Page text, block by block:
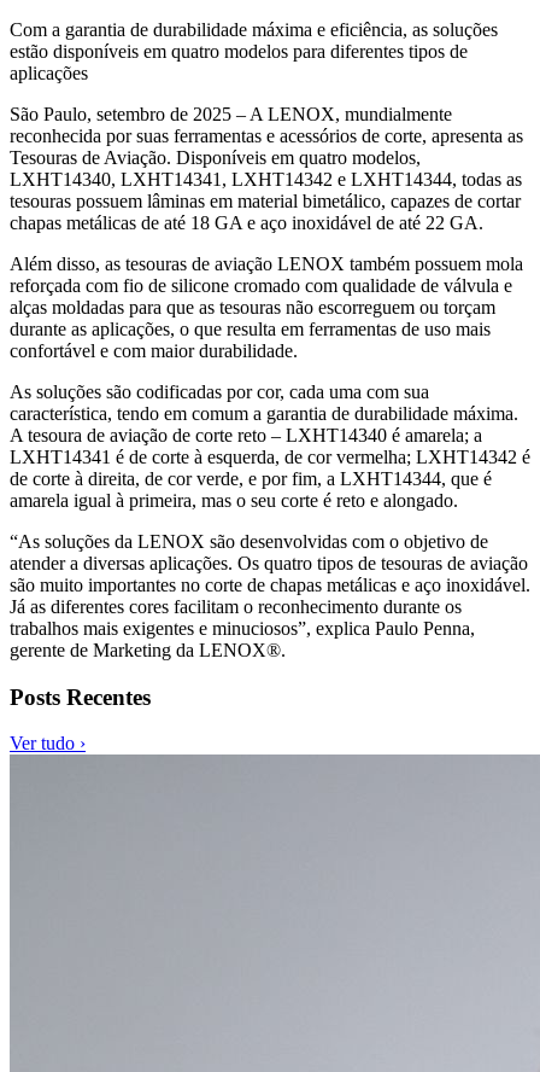
Com a garantia de durabilidade máxima e eficiência, as soluções
estão disponíveis em quatro modelos para diferentes tipos de
aplicações
São Paulo, setembro de 2025 – A LENOX, mundialmente
reconhecida por suas ferramentas e acessórios de corte, apresenta as
Tesouras de Aviação. Disponíveis em quatro modelos,
LXHT14340, LXHT14341, LXHT14342 e LXHT14344, todas as
tesouras possuem lâminas em material bimetálico, capazes de cortar
chapas metálicas de até 18 GA e aço inoxidável de até 22 GA.
Além disso, as tesouras de aviação LENOX também possuem mola
reforçada com fio de silicone cromado com qualidade de válvula e
alças moldadas para que as tesouras não escorreguem ou torçam
durante as aplicações, o que resulta em ferramentas de uso mais
confortável e com maior durabilidade.
As soluções são codificadas por cor, cada uma com sua
característica, tendo em comum a garantia de durabilidade máxima.
A tesoura de aviação de corte reto – LXHT14340 é amarela; a
LXHT14341 é de corte à esquerda, de cor vermelha; LXHT14342 é
de corte à direita, de cor verde, e por fim, a LXHT14344, que é
amarela igual à primeira, mas o seu corte é reto e alongado.
“As soluções da LENOX são desenvolvidas com o objetivo de
atender a diversas aplicações. Os quatro tipos de tesouras de aviação
são muito importantes no corte de chapas metálicas e aço inoxidável.
Já as diferentes cores facilitam o reconhecimento durante os
trabalhos mais exigentes e minuciosos”, explica Paulo Penna,
gerente de Marketing da LENOX®.
Posts Recentes
Ver tudo ›